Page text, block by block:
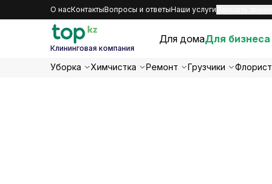
О насКонтактыВопросы и ответыНаши услуги
Клининговая компания
Для домаДля бизнеса
Уборка Химчистка Ремонт Грузчики Флорист